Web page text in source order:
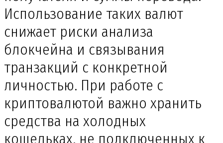
Использование таких валют
снижает риски анализа
блокчейна и связывания
транзакций с конкретной
личностью. При работе с
криптовалютой важно хранить
средства на холодных
кошельках, не подключенных к